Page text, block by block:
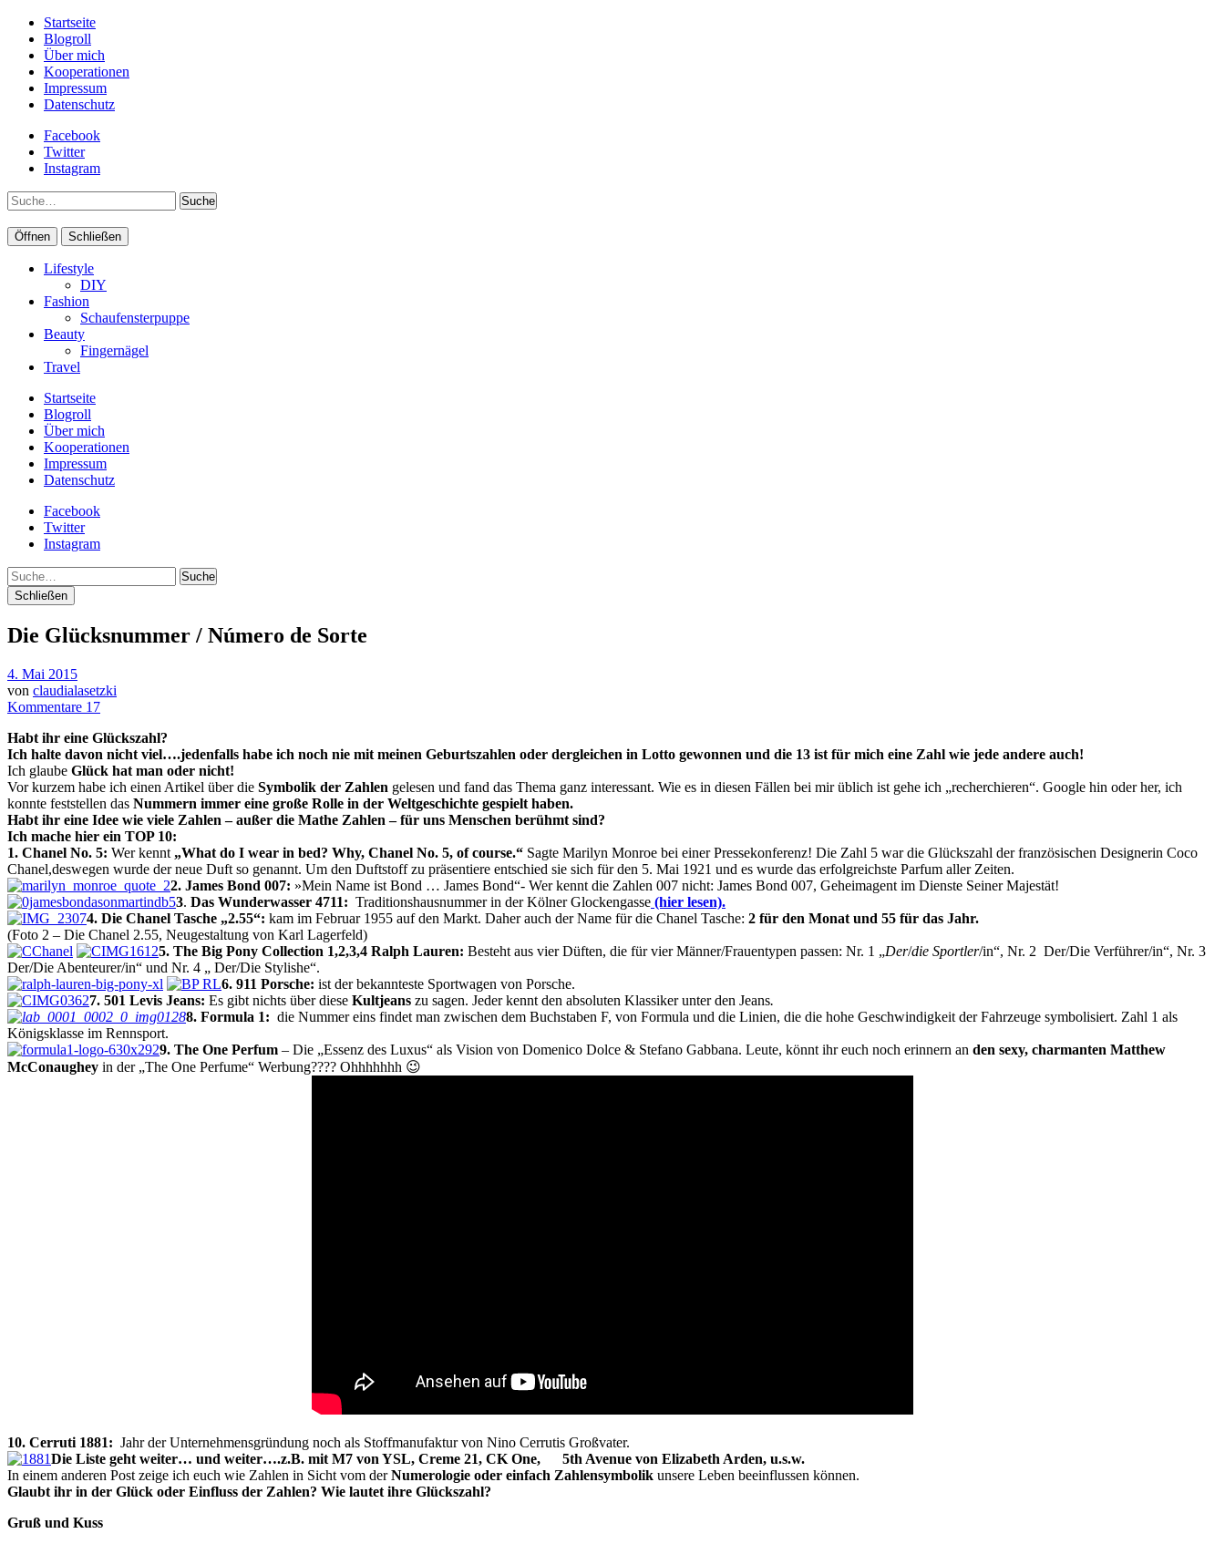
Startseite
Blogroll
Über mich
Kooperationen
Impressum
Datenschutz
Facebook
Twitter
Instagram
Suche
Öffnen Schließen
Lifestyle
DIY
Fashion
Schaufensterpuppe
Beauty
Fingernägel
Travel
Startseite
Blogroll
Über mich
Kooperationen
Impressum
Datenschutz
Facebook
Twitter
Instagram
Suche
Schließen
Die Glücksnummer / Número de Sorte
4. Mai 2015
von claudialasetzki
Kommentare 17
Habt ihr eine Glückszahl?
Ich halte davon nicht viel….jedenfalls habe ich noch nie mit meinen Geburtszahlen oder dergleichen in Lotto gewonnen und die 13 ist für mich eine Zahl wie jede andere auch!
Ich glaube Glück hat man oder nicht!
Vor kurzem habe ich einen Artikel über die Symbolik der Zahlen gelesen und fand das Thema ganz interessant. Wie es in diesen Fällen bei mir üblich ist gehe ich „recherchieren“. Google hin oder her, ich
konnte feststellen das Nummern immer eine große Rolle in der Weltgeschichte gespielt haben.
Habt ihr eine Idee wie viele Zahlen – außer die Mathe Zahlen – für uns Menschen berühmt sind?
Ich mache hier ein TOP 10:
1. Chanel No. 5: Wer kennt „What do I wear in bed? Why, Chanel No. 5, of course.“ Sagte Marilyn Monroe bei einer Pressekonferenz! Die Zahl 5 war die Glückszahl der französischen Designerin Coco
Chanel,deswegen wurde der neue Duft so genannt. Um den Duftstoff zu präsentiere entschied sie sich für den 5. Mai 1921 und es wurde das erfolgreichste Parfum aller Zeiten.
2. James Bond 007: »Mein Name ist Bond … James Bond“- Wer kennt die Zahlen 007 nicht: James Bond 007, Geheimagent im Dienste Seiner Majestät!
3. Das Wunderwasser 4711: Traditionshausnummer in der Kölner Glockengasse (hier lesen).
4. Die Chanel Tasche „2.55“: kam im Februar 1955 auf den Markt. Daher auch der Name für die Chanel Tasche: 2 für den Monat und 55 für das Jahr.
(Foto 2 – Die Chanel 2.55, Neugestaltung von Karl Lagerfeld)
5. The Big Pony Collection 1,2,3,4 Ralph Lauren: Besteht aus vier Düften, die für vier Männer/Frauentypen passen: Nr. 1 „Der/die Sportler/in“, Nr. 2 Der/Die Verführer/in“, Nr. 3
Der/Die Abenteurer/in“ und Nr. 4 „ Der/Die Stylishe“.
6. 911 Porsche: ist der bekannteste Sportwagen von Porsche.
7. 501 Levis Jeans: Es gibt nichts über diese Kultjeans zu sagen. Jeder kennt den absoluten Klassiker unter den Jeans.
8. Formula 1: die Nummer eins findet man zwischen dem Buchstaben F, von Formula und die Linien, die die hohe Geschwindigkeit der Fahrzeuge symbolisiert. Zahl 1 als
Königsklasse im Rennsport.
9. The One Perfum – Die „Essenz des Luxus“ als Vision von Domenico Dolce & Stefano Gabbana. Leute, könnt ihr euch noch erinnern an den sexy, charmanten Matthew
McConaughey in der „The One Perfume“ Werbung???? Ohhhhhhh 😉
10. Cerruti 1881: Jahr der Unternehmensgründung noch als Stoffmanufaktur von Nino Cerrutis Großvater.
Die Liste geht weiter… und weiter….z.B. mit M7 von YSL, Creme 21, CK One, 5th Avenue von Elizabeth Arden, u.s.w.
In einem anderen Post zeige ich euch wie Zahlen in Sicht vom derNumerologie oder einfach Zahlensymbolik unsere Leben beeinflussen können.
Glaubt ihr in der Glück oder Einfluss der Zahlen? Wie lautet ihre Glückszahl?
Gruß und Kuss